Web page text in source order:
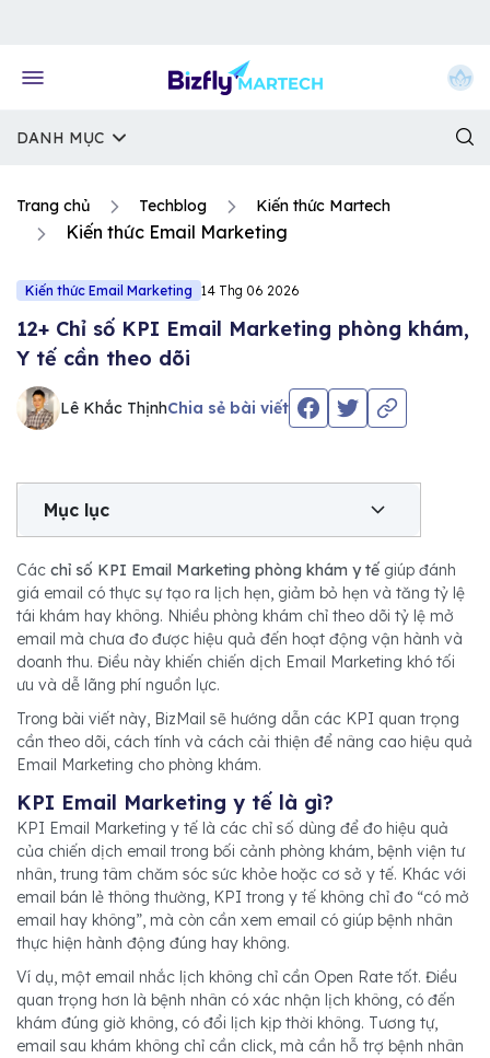
DANH MỤC
Trang chủ Techblog Kiến thức Martech
Kiến thức Email Marketing
Kiến thức Email Marketing 14 Thg 06 2026
12+ Chỉ số KPI Email Marketing phòng khám,
Y tế cần theo dõi
Lê Khắc ThịnhChia sẻ bài viết
Mục lục
Các chỉ số KPI Email Marketing phòng khám y tế giúp đánh
giá email có thực sự tạo ra lịch hẹn, giảm bỏ hẹn và tăng tỷ lệ
tái khám hay không. Nhiều phòng khám chỉ theo dõi tỷ lệ mở
email mà chưa đo được hiệu quả đến hoạt động vận hành và
doanh thu. Điều này khiến chiến dịch Email Marketing khó tối
ưu và dễ lãng phí nguồn lực.
Trong bài viết này, BizMail sẽ hướng dẫn các KPI quan trọng
cần theo dõi, cách tính và cách cải thiện để nâng cao hiệu quả
Email Marketing cho phòng khám.
KPI Email Marketing y tế là gì?
KPI Email Marketing y tế là các chỉ số dùng để đo hiệu quả
của chiến dịch email trong bối cảnh phòng khám, bệnh viện tư
nhân, trung tâm chăm sóc sức khỏe hoặc cơ sở y tế. Khác với
email bán lẻ thông thường, KPI trong y tế không chỉ đo “có mở
email hay không”, mà còn cần xem email có giúp bệnh nhân
thực hiện hành động đúng hay không.
Ví dụ, một email nhắc lịch không chỉ cần Open Rate tốt. Điều
quan trọng hơn là bệnh nhân có xác nhận lịch không, có đến
khám đúng giờ không, có đổi lịch kịp thời không. Tương tự,
email sau khám không chỉ cần click, mà cần hỗ trợ bệnh nhân